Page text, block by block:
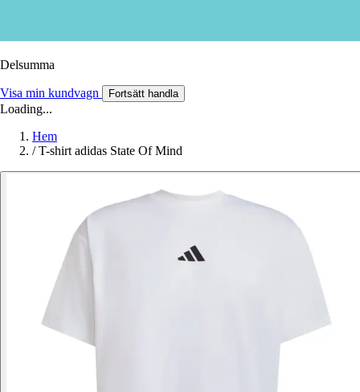
Delsumma
Visa min kundvagn Fortsätt handla
Loading...
Hem
/ T-shirt adidas State Of Mind